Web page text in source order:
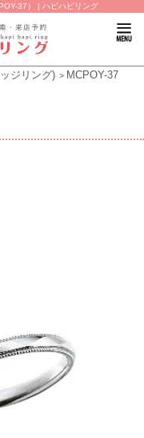
37） | ハピハピリング
ジリング) MCPOY-37